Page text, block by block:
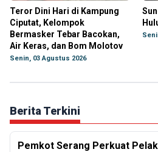
Teror Dini Hari di Kampung
Ciputat, Kelompok
Bermasker Tebar Bacokan,
Air Keras, dan Bom Molotov
Senin, 03 Agustus 2026
Berita Terkini
Pemkot Serang Perkuat